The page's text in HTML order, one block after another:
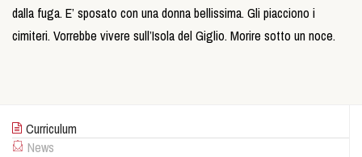
dalla fuga. E’ sposato con una donna bellissima. Gli piacciono i
cimiteri. Vorrebbe vivere sull’Isola del Giglio. Morire sotto un noce.
Curriculum
News